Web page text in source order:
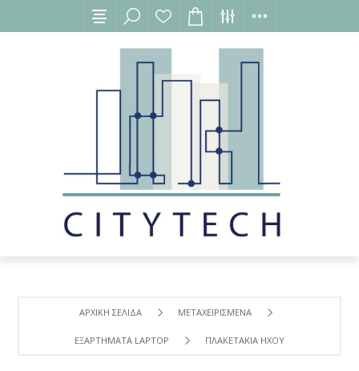
ΑΡΧΙΚΉ ΣΕΛΊΔΑ ΜΕΤΑΧΕΙΡΙΣΜΕΝΑ
ΕΞΑΡΤΗΜΑΤΑ LAPTOP ΠΛΑΚΕΤΑΚΙΑ ΗΧΟΥ